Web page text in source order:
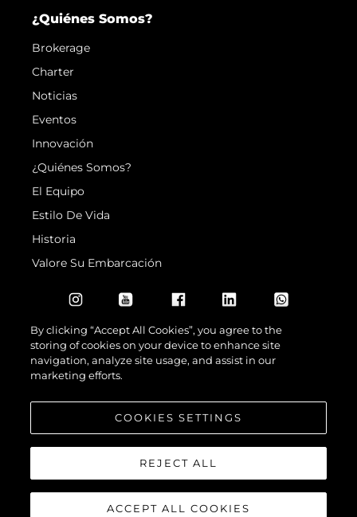
¿Quiénes Somos?
Brokerage
Charter
Noticias
Eventos
Innovación
¿Quiénes Somos?
El Equipo
Estilo De Vida
Historia
Valore Su Embarcación
© 2026 Sunseeker London Group.Reservados todos los derechos.
By clicking “Accept All Cookies”, you agree to the
storing of cookies on your device to enhance site
navigation, analyze site usage, and assist in our
marketing efforts.
COOKIES SETTINGS
REJECT ALL
ACCEPT ALL COOKIES